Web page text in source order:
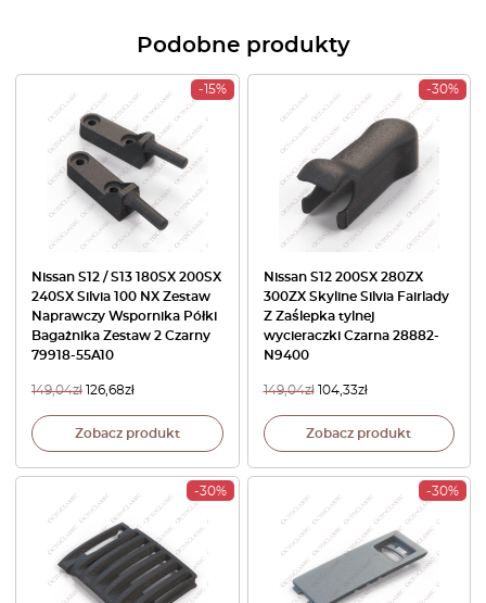
Podobne produkty
-15%
Nissan S12 / S13 180SX 200SX
240SX Silvia 100 NX Zestaw
Naprawczy Wspornika Półki
Bagażnika Zestaw 2 Czarny
79918-55A10
149,04zł 126,68zł
Zobacz produkt
-30%
Nissan S12 200SX 280ZX
300ZX Skyline Silvia Fairlady
Z Zaślepka tylnej
wycieraczki Czarna 28882-
N9400
149,04zł 104,33zł
Zobacz produkt
-30% -30%